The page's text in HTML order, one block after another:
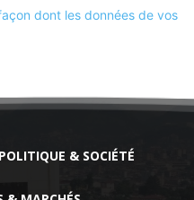
dont les données de vos
POLITIQUE & SOCIÉTÉ